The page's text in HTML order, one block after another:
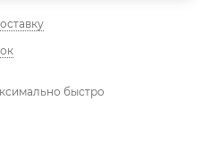
быстро